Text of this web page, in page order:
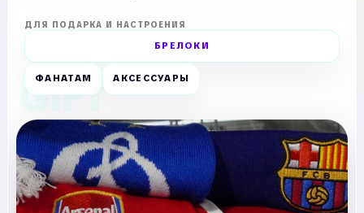
ДЛЯ ПОДАРКА И НАСТРОЕНИЯ
БРЕЛОКИ
ФАНАТАМ АКСЕССУАРЫ